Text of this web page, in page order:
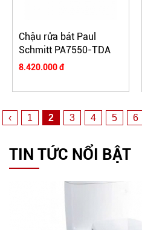
Chậu rửa bát Paul
Schmitt PA7550-TDA
8.420.000 đ
‹ 1 2 3 4 5 6
TIN TỨC NỔI BẬT